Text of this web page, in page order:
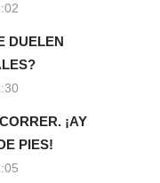
DUELEN
¡AY
PIES!